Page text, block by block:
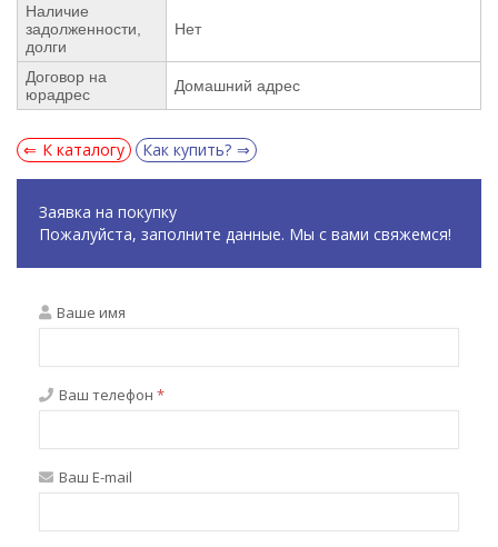
Наличие
задолженности,
долги
Нет
Договор на
юрадрес
Домашний адрес
К каталогу Как купить?
Заявка на покупку
Пожалуйста, заполните данные. Мы с вами свяжемся!
Ваше имя
Ваш телефон *
Ваш E-mail